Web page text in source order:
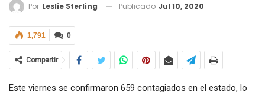
Por Leslie Sterling Publicado Jul 10, 2020
0
1,791
Compartir
Este viernes se confirmaron 659 contagiados en el estado, lo